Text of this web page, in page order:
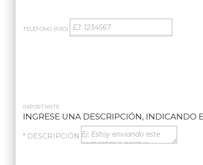
TELÉFONO (FIJO)
IMPORTANTE
INGRESE UNA DESCRIPCIÓN, INDICANDO
* DESCRIPCIÓN